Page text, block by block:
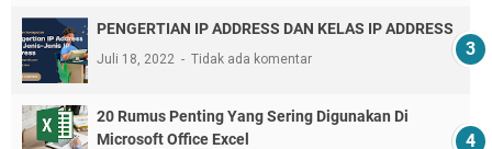
PENGERTIAN IP ADDRESS DAN KELAS IP ADDRESS
Juli 18, 2022 Tidak ada komentar
20 Rumus Penting Yang Sering Digunakan Di
Microsoft Office Excel